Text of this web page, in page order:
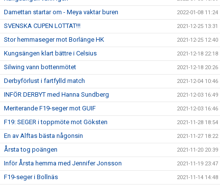
Damettan startar om - Meya vaktar buren 2022-01-08 11:24
SVENSKA CUPEN LOTTAT!!! 2021-12-25 13:31
Stor hemmaseger mot Borlänge HK 2021-12-25 12:40
Kungsängen klart bättre i Celsius 2021-12-18 22:18
Silwing vann bottenmötet 2021-12-18 20:26
Derbyförlust i fartfylld match 2021-12-04 10:46
INFÖR DERBYT med Hanna Sundberg 2021-12-03 16:49
Meriterande F19-seger mot GUIF 2021-12-03 16:46
F19: SEGER i toppmöte mot Göksten 2021-11-28 18:54
En av Alftas bästa någonsin 2021-11-27 18:22
Årsta tog poängen 2021-11-20 20:39
Inför Årsta hemma med Jennifer Jonsson 2021-11-19 23:47
F19-seger i Bollnäs 2021-11-14 14:48